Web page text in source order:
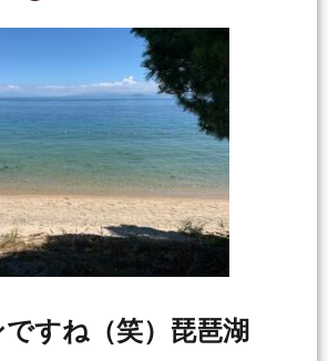
すね（笑）琵琶湖